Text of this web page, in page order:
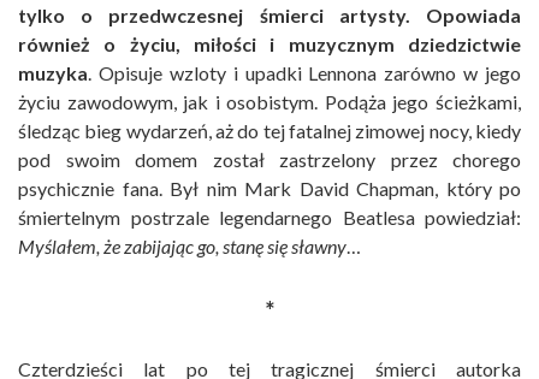
tylko o przedwczesnej śmierci artysty. Opowiada
również o życiu, miłości i muzycznym dziedzictwie
muzyka. Opisuje wzloty i upadki Lennona zarówno w jego
życiu zawodowym, jak i osobistym. Podąża jego ścieżkami,
śledząc bieg wydarzeń, aż do tej fatalnej zimowej nocy, kiedy
pod swoim domem został zastrzelony przez chorego
psychicznie fana. Był nim Mark David Chapman, który po
śmiertelnym postrzale legendarnego Beatlesa powiedział:
Myślałem, że zabijając go, stanę się sławny…
*
Czterdzieści lat po tej tragicznej śmierci autorka